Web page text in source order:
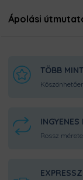
Ápolási
TÖBB
INGYENES
Rossz